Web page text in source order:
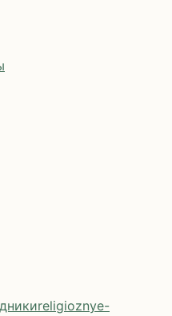
religioznye-